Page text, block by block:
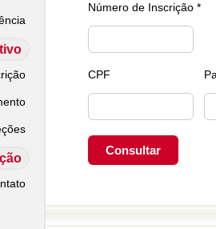
Número de Inscrição *
CPF